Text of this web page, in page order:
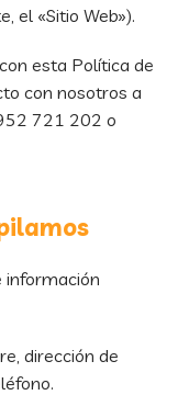
el «Sitio Web»).
esta Política de
con nosotros a
721 202 o
información
dirección de